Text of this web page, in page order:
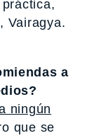
Vairagya.
a
ningún
que se